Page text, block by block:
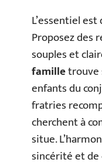
L’essentiel
Proposez des
souples et
familletrouve
enfants du
fratries
cherchent à
situe.
sincérité et de